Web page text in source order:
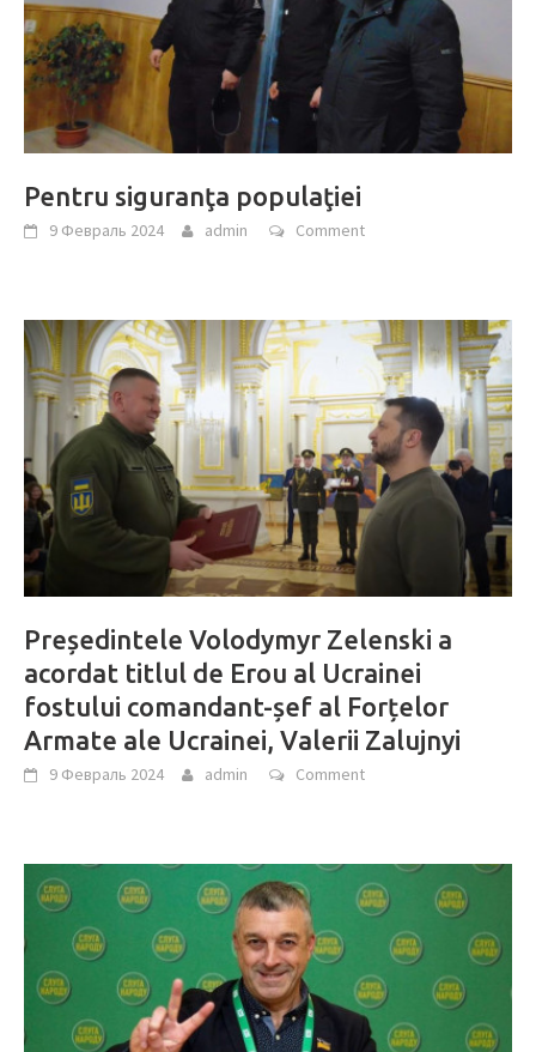
Pentru siguranţa populaţiei
9 Февраль 2024 admin Comment
Președintele Volodymyr Zelenski a
acordat titlul de Erou al Ucrainei
fostului comandant-șef al Forțelor
Armate ale Ucrainei, Valerii Zalujnyi
9 Февраль 2024 admin Comment